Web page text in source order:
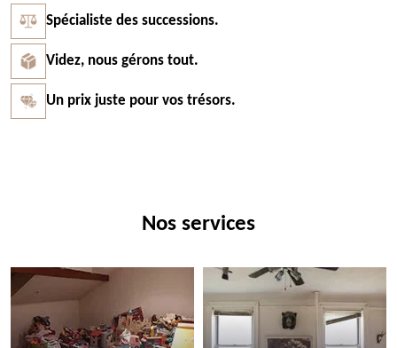
Spécialiste des successions.
Videz, nous gérons tout.
Un prix juste pour vos trésors.
Nos services